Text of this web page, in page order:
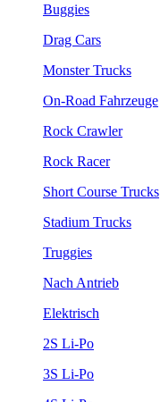
Buggies
Drag Cars
Monster Trucks
On-Road Fahrzeuge
Rock Crawler
Rock Racer
Short Course Trucks
Stadium Trucks
Truggies
Nach Antrieb
Elektrisch
2S Li-Po
3S Li-Po